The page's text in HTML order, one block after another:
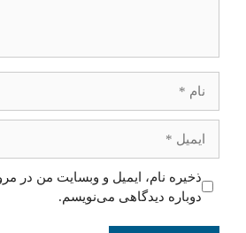
ذخیره نام، ایمیل و وبسایت من در
دوباره دیدگاهی می‌نویسم.